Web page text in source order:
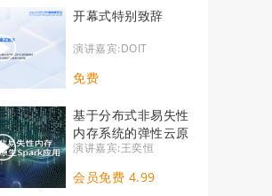
​开幕式特别致辞
演讲嘉宾:DOIT
免费
基于分布式非易失性
内存系统的弹性云原
生Spark应用
演讲嘉宾:王奕恒
会员免费 4.99